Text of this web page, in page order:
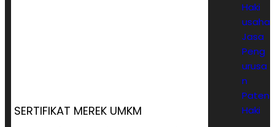
SERTIFIKAT MEREK UMKM
Haki
usaha
Jasa
Peng
urusa
n
Paten
Haki